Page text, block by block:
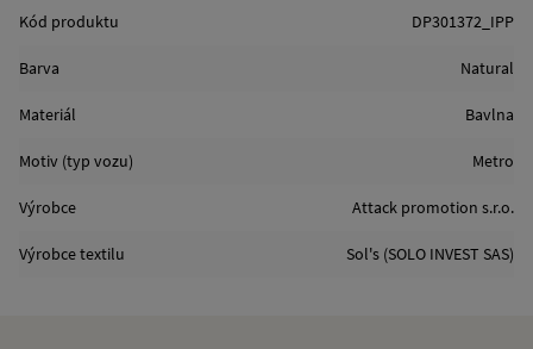
Kód produktu DP301372_IPP
Barva Natural
Materiál Bavlna
Motiv (typ vozu) Metro
Výrobce Attack promotion s.r.o.
Výrobce textilu Sol's (SOLO INVEST SAS)